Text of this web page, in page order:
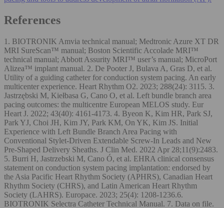
References
1. BIOTRONIK Amvia technical manual; Medtronic Azure XT DR
MRI SureScan™ manual; Boston Scientific Accolade MRI™
technical manual; Abbott Assurity MRI™ user’s manual; MicroPort
Alizea™ implant manual. 2. De Pooter J, Bulava A, Gras D, et al.
Utility of a guiding catheter for conduction system pacing. An early
multicenter experience. Heart Rhythm O2. 2023; 288(24): 3115. 3.
Jastrzębski M, Kiełbasa G, Cano O, et al. Left bundle branch area
pacing outcomes: the multicentre European MELOS study. Eur
Heart J. 2022; 43(40): 4161-4173. 4. Byeon K, Kim HR, Park SJ,
Park YJ, Choi JH, Kim JY, Park KM, On YK, Kim JS. Initial
Experience with Left Bundle Branch Area Pacing with
Conventional Stylet-Driven Extendable Screw-In Leads and New
Pre-Shaped Delivery Sheaths. J Clin Med. 2022 Apr 28;11(9):2483.
5. Burri H, Jastrzebski M, Cano Ó, et al. EHRA clinical consensus
statement on conduction system pacing implantation: endorsed by
the Asia Pacific Heart Rhythm Society (APHRS), Canadian Heart
Rhythm Society (CHRS), and Latin American Heart Rhythm
Society (LAHRS). Europace. 2023; 25(4): 1208-1236.6.
BIOTRONIK Selectra Catheter Technical Manual. 7. Data on file.